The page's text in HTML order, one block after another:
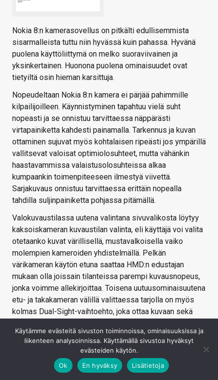
Nokia 8:n kamerasovellus on pitkälti edullisemmista
sisarmalleista tuttu niin hyvässä kuin pahassa. Hyvänä
puolena käyttöliittymä on melko suoraviivainen ja
yksinkertainen. Huonona puolena ominaisuudet ovat
tietyiltä osin hieman karsittuja.
Nopeudeltaan Nokia 8:n kamera ei pärjää pahimmille
kilpailijoilleen. Käynnistyminen tapahtuu vielä suht
nopeasti ja se onnistuu tarvittaessa näppärästi
virtapainiketta kahdesti painamalla. Tarkennus ja kuvan
ottaminen sujuvat myös kohtalaisen ripeästi jos ympärillä
vallitsevat valoisat optimiolosuhteet, mutta vähänkin
haastavammissa valaistusolosuhteissa alkaa
kumpaankin toimenpiteeseen ilmestyä viivettä.
Sarjakuvaus onnistuu tarvittaessa erittäin nopealla
tahdilla suljinpainiketta pohjassa pitämällä.
Valokuvaustilassa uutena valintana sivuvalikosta löytyy
kaksoiskameran kuvaustilan valinta, eli käyttäjä voi valita
otetaanko kuvat värillisellä, mustavalkoisella vaiko
molempien kameroiden yhdistelmällä. Pelkän
värikameran käytön etuna saattaa HMD:n edustajan
mukaan olla joissain tilanteissa parempi kuvausnopeus,
jonka voimme allekirjoittaa. Toisena uutuusominaisuutena
etu- ja takakameran välillä valittaessa tarjolla on myös
kolmas Dual-Sight-vaihtoehto, joka ottaa kuvaan sekä
Videokuvaustilassa sivuvalikossa uusina ominaisuuksina
ovat puolestaan äänitallennuksen mikrofonivalinta (etu-,
taka- tai surround-äänet) sekä mahdollisuus YouTube- tai
Facebook-livelähetykseen suoraan kamerasovelluksen
Käytämme evästeitä sivuston toiminnoissa, ominaisuuksissa ja
liikenteen analysoinnissa. Käyttämällä sivustoa hyväksyt
evästeiden käytön.
Ok
En hyväksy Lisätietoja